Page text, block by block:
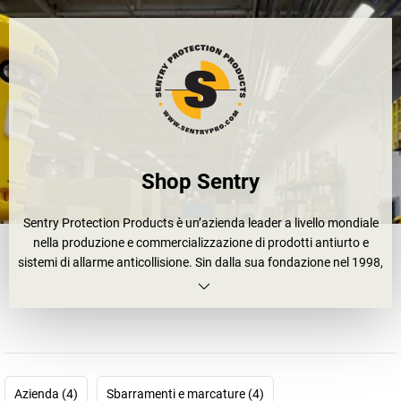
Shop Sentry
Sentry Protection Products è un’azienda leader a livello mondiale
nella produzione e commercializzazione di prodotti antiurto e
sistemi di allarme anticollisione. Sin dalla sua fondazione nel 1998,
la sua missione è quella di offrire ai clienti soluzioni per le loro
anticollisione per applicazioni industriali, ogni prodotto Sentry è
Azienda (4) Sbarramenti e marcature (4)